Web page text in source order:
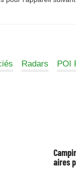
Radars POI
aires